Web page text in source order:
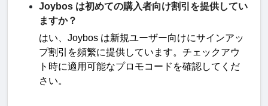
Joybos は初めての購入者向け割引を提供してい
ますか？
はい、 Joybos は新規ユーザー向けにサインアッ
プ割引を頻繁に提供しています。チェックアウ
ト時に適用可能なプロモコードを確認してくだ
さい。